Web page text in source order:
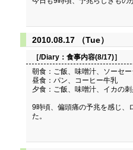
2010.08.17 （Tue）
［/Diary： 食事内容(8/17)］
朝食：ご飯、味噌汁、ソーセー
昼食：パン、コーヒー牛乳
夕食：ご飯、味噌汁、イカの
9時頃、偏頭痛の予兆を感じ、
た。